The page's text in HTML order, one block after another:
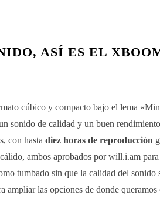
ASÍ ES EL
cúbico y compacto bajo el lema
sonido de calidad y un buen
con hasta diez horas de reproducción
ambos aprobados por will.i.am
tumbado sin que la calidad del sonido
ampliar las opciones de donde